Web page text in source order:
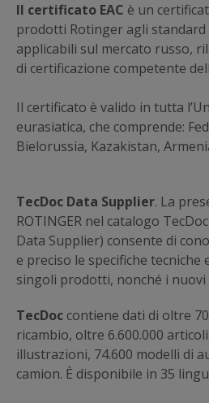
Il certificato EAC è un
prodotti Rotinger agli
applicabili sul mercato russo,
di certificazione competente
Il certificato è valido in tutta
eurasiatica, che comprende:
Bielorussia, Kazakistan,
TecDoc Data Supplier. La
ROTINGER nel catalogo
Data Supplier) consente di
e preciso le specifiche tecniche
singoli prodotti, nonché i
TecDoc contiene dati di oltre
ricambio, oltre 6.600.000
illustrazioni, 74.600 modelli di
camion. È disponibile in 35